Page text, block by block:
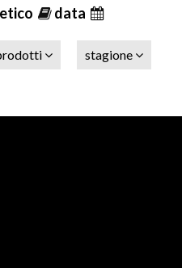
data
stagione